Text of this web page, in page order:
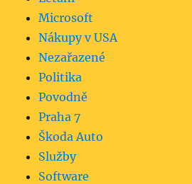
Microsoft
Nákupy v USA
Nezařazené
Politika
Povodně
Praha 7
Škoda Auto
Služby
Software